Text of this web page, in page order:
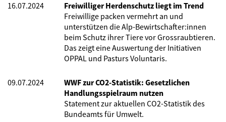
16.07.2024
Freiwilliger Herdenschutz liegt im Trend
Freiwillige packen vermehrt an und
unterstützen die Alp-Bewirtschafter:innen
beim Schutz ihrer Tiere vor Grossraubtieren.
Das zeigt eine Auswertung der Initiativen
OPPAL und Pasturs Voluntaris.
09.07.2024
WWF zur CO2-Statistik: Gesetzlichen
Handlungsspielraum nutzen
Statement zur aktuellen CO2-Statistik des
Bundeamts für Umwelt.